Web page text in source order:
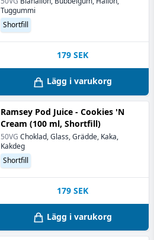
Tuggummi
Shortfill
179 SEK
Lägg i varukorg
Ramsey Pod Juice - Cookies 'N
Cream (100 ml, Shortfill)
50VG Choklad, Glass, Grädde, Kaka,
Kakdeg
Shortfill
179 SEK
Lägg i varukorg